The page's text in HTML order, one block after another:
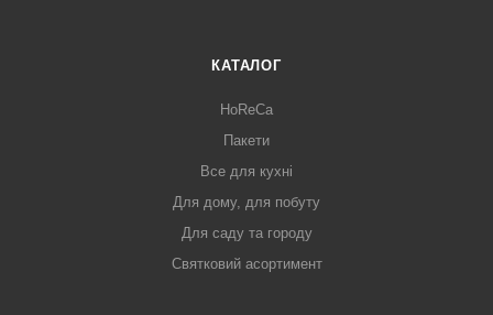
КАТАЛОГ
HoReCa
Пакети
Все для кухні
Для дому, для побуту
Для саду та городу
Святковий асортимент